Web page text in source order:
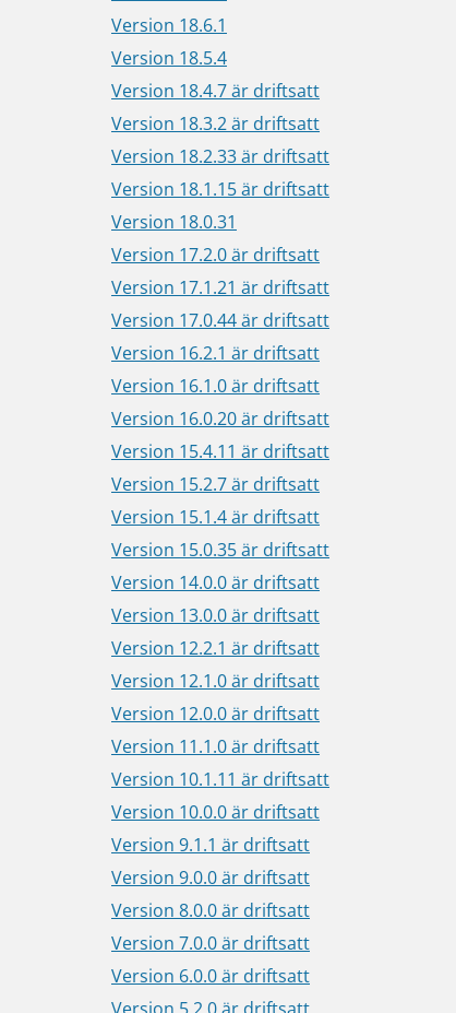
Version 18.6.1
Version 18.5.4
Version 18.4.7 är driftsatt
Version 18.3.2 är driftsatt
Version 18.2.33 är driftsatt
Version 18.1.15 är driftsatt
Version 18.0.31
Version 17.2.0 är driftsatt
Version 17.1.21 är driftsatt
Version 17.0.44 är driftsatt
Version 16.2.1 är driftsatt
Version 16.1.0 är driftsatt
Version 16.0.20 är driftsatt
Version 15.4.11 är driftsatt
Version 15.2.7 är driftsatt
Version 15.1.4 är driftsatt
Version 15.0.35 är driftsatt
Version 14.0.0 är driftsatt
Version 13.0.0 är driftsatt
Version 12.2.1 är driftsatt
Version 12.1.0 är driftsatt
Version 12.0.0 är driftsatt
Version 11.1.0 är driftsatt
Version 10.1.11 är driftsatt
Version 10.0.0 är driftsatt
Version 9.1.1 är driftsatt
Version 9.0.0 är driftsatt
Version 8.0.0 är driftsatt
Version 7.0.0 är driftsatt
Version 6.0.0 är driftsatt